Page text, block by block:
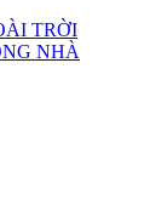
TRỜI
NHÀ